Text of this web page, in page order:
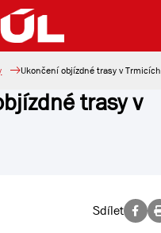
Ukončení objízdné trasy v Trmicích
trasy v
Sdílet